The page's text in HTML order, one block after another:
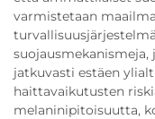
varmistetaan
jatkuvasti estäen
haittavaikutusten
melaninipitoisuutta,